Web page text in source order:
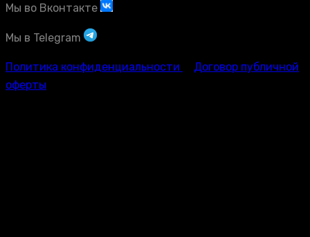
Мы во Вконтакте
Мы в Telegram
Политика конфиденциальности
Договор публичной
оферты